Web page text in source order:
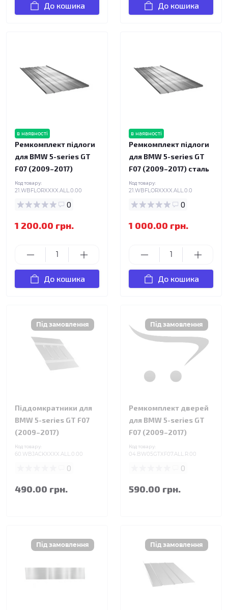
До кошика До кошика
в наявності
Ремкомплект підлоги
для BMW 5-series GT
F07 (2009–2017)
Код товару:
21.WBFLORXXXX.ALL.0.00
0
1 200.00 грн.
До кошика
в наявності
Ремкомплект підлоги
для BMW 5-series GT
F07 (2009–2017) сталь
Код товару:
21.WBFLORXXXX.ALL.0.0
0
1 000.00 грн.
До кошика
Піддомкратники для
BMW 5-series GT F07
(2009–2017)
Код товару:
60.WBJACKXXXX.ALL.0.00
0
490.00 грн.
Ремкомплект дверей
для BMW 5-series GT
F07 (2009–2017)
Код товару:
04.BW05GTXF07.ALL.R.00
0
590.00 грн.